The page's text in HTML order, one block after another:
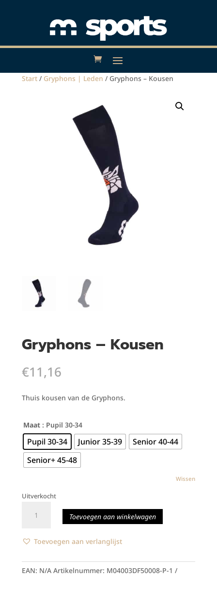
Start/ Gryphons | Leden / Gryphons – Kousen
Gryphons – Kousen
€11,16
Thuis kousen van de Gryphons.
Maat : Pupil 30-34
Pupil 30-34 Junior 35-39
Senior 40-44
Senior+ 45-48
Wissen
Uitverkocht
aantal
Toevoegen aan winkelwagen
Toevoegen aan verlanglijst
EAN: N/A Artikelnummer: M04003DF50008-P-1